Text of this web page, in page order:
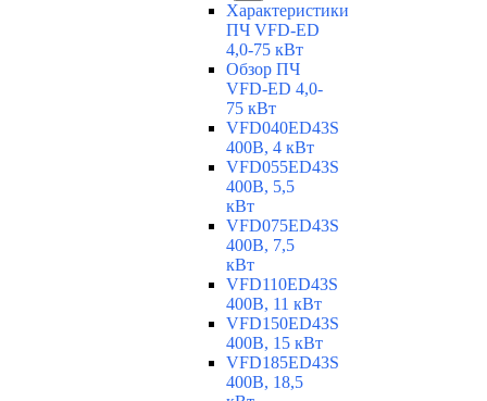
Характеристики
ПЧ VFD-ED
4,0-75 кВт
Обзор ПЧ
VFD-ED 4,0-
75 кВт
VFD040ED43S
400В, 4 кВт
VFD055ED43S
400В, 5,5
кВт
VFD075ED43S
400В, 7,5
кВт
VFD110ED43S
400В, 11 кВт
VFD150ED43S
400В, 15 кВт
VFD185ED43S
400В, 18,5